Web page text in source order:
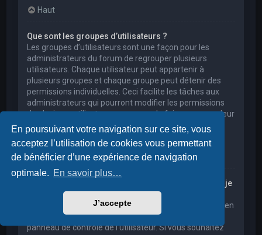
En poursuivant votre navigation sur ce site, vous
acceptez l’utilisation de cookies vous permettant
de bénéficier d’une expérience de navigation
optimale. En savoir plus…
J’accepte
Haut
Que sont les groupes d’utilisateurs ?
Les groupes d’utilisateurs sont une façon pour les
administrateurs du forum de regrouper plusieurs
utilisateurs. Chaque utilisateur peut appartenir à
plusieurs groupes et chaque groupe peut détenir des
permissions individuelles. Ceci facilite les tâches aux
administrateurs qui pourront modifier les permissions
de plusieurs utilisateurs en une seule fois, ou encore leur
accorder des pouvoirs de modération, ou bien leur
donner accès à un forum privé.
Haut
Où sont les groupes d’utilisateurs et comment puis-je
en rejoindre un ?
Vous pouvez consulter tous les groupes d’utilisateurs en
cliquant sur le lien « Groupes d’utilisateurs » depuis le
panneau de contrôle de l’utilisateur. Si vous souhaitez